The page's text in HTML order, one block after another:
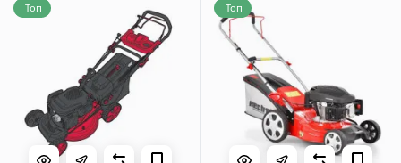
Топ Топ